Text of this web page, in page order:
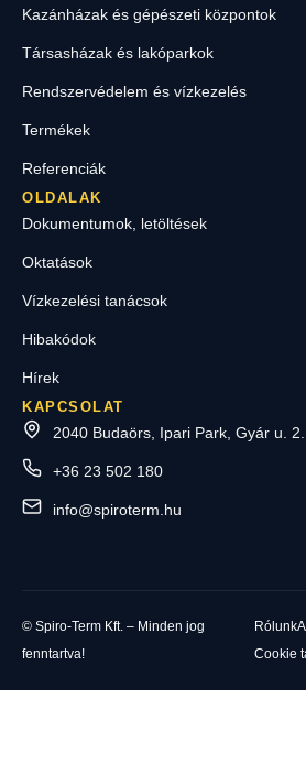
Kazánházak és gépészeti központok
Társasházak és lakóparkok
Rendszervédelem és vízkezelés
Termékek
Referenciák
OLDALAK
Dokumentumok, letöltések
Oktatások
Vízkezelési tanácsok
Hibakódok
Hírek
KAPCSOLAT
2040 Budaörs, Ipari Park, Gyár u. 2.
+36 23 502 180
info@spiroterm.hu
© Spiro-Term Kft. – Minden jog
fenntartva!
Rólunk
Cookie